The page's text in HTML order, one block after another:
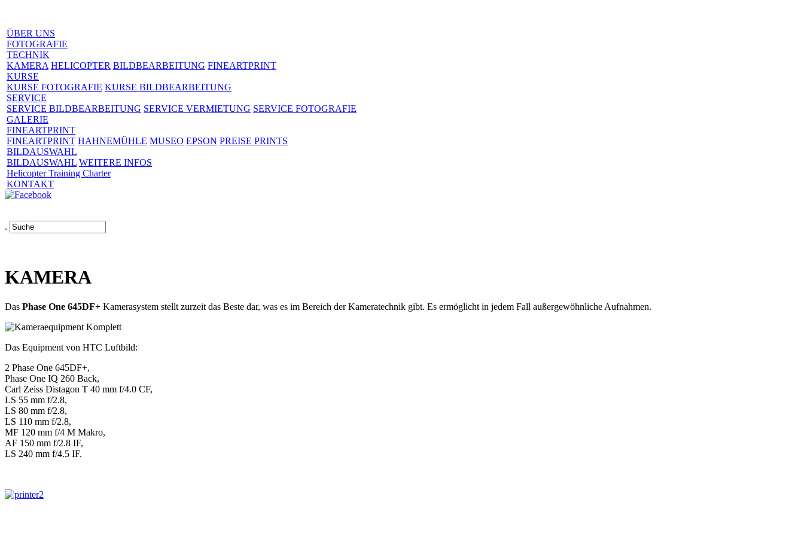
ÜBER UNS
FOTOGRAFIE
TECHNIK
KAMERA HELICOPTER BILDBEARBEITUNG FINEARTPRINT
KURSE
KURSE FOTOGRAFIE KURSE BILDBEARBEITUNG
SERVICE
SERVICE BILDBEARBEITUNG SERVICE VERMIETUNG SERVICE FOTOGRAFIE
GALERIE
FINEARTPRINT
FINEARTPRINT HAHNEMÜHLE MUSEO EPSON PREISE PRINTS
BILDAUSWAHL
BILDAUSWAHL WEITERE INFOS
Helicopter Training Charter
KONTAKT
.
KAMERA
Das Phase One 645DF+ Kamerasystem stellt zurzeit das Beste dar, was es im Bereich der Kameratechnik gibt. Es ermöglicht in jedem Fall außergewöhnliche Aufnahmen.
Das Equipment von HTC Luftbild:
2 Phase One 645DF+,
Phase One IQ 260 Back,
Carl Zeiss Distagon T 40 mm f/4.0 CF,
LS 55 mm f/2.8,
LS 80 mm f/2.8,
LS 110 mm f/2.8,
MF 120 mm f/4 M Makro,
AF 150 mm f/2.8 IF,
LS 240 mm f/4.5 IF.